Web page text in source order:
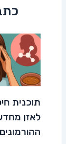
תוכנית
לאזן